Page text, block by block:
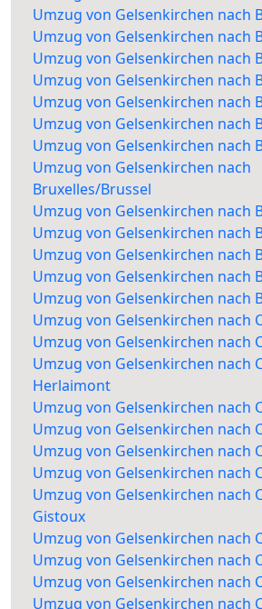
Umzug von Gelsenkirchen nach
Umzug von Gelsenkirchen nach
Umzug von Gelsenkirchen nach
Umzug von Gelsenkirchen nach
Umzug von Gelsenkirchen nach
Umzug von Gelsenkirchen nach
Umzug von Gelsenkirchen nach
Umzug von Gelsenkirchen nach
Bruxelles/Brussel
Umzug von Gelsenkirchen nach
Umzug von Gelsenkirchen nach
Umzug von Gelsenkirchen nach
Umzug von Gelsenkirchen nach
Umzug von Gelsenkirchen nach
Umzug von Gelsenkirchen nach
Umzug von Gelsenkirchen nach
Umzug von Gelsenkirchen nach
Herlaimont
Umzug von Gelsenkirchen nach
Umzug von Gelsenkirchen nach
Umzug von Gelsenkirchen nach
Umzug von Gelsenkirchen nach
Umzug von Gelsenkirchen nach
Gistoux
Umzug von Gelsenkirchen nach
Umzug von Gelsenkirchen nach
Umzug von Gelsenkirchen nach
Umzug von Gelsenkirchen nach